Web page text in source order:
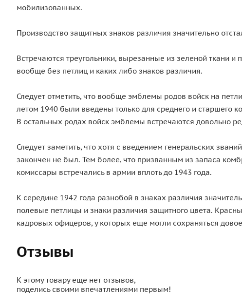
мобилизованных.
Производство защитных знаков различия значительно
Встречаются треугольники, вырезанные из зеленой ткани
вообще без петлиц и каких либо знаков различия.
Следует отметить, что вообще эмблемы родов войск на
летом 1940 были введены только для среднего и старшего
В остальных родах войск эмблемы встречаются довольно
Следует заметить, что хотя с введением генеральских
закончен не был. Тем более, что призванным из запаса
комиссары встречались в армии вплоть до 1943 года.
К середине 1942 года разнобой в знаках различия
полевые петлицы и знаки различия защитного цвета.
кадровых офицеров, у которых еще могли сохраняться
Отзывы
К этому товару еще нет отзывов,
поделись своими впечатлениями первым!